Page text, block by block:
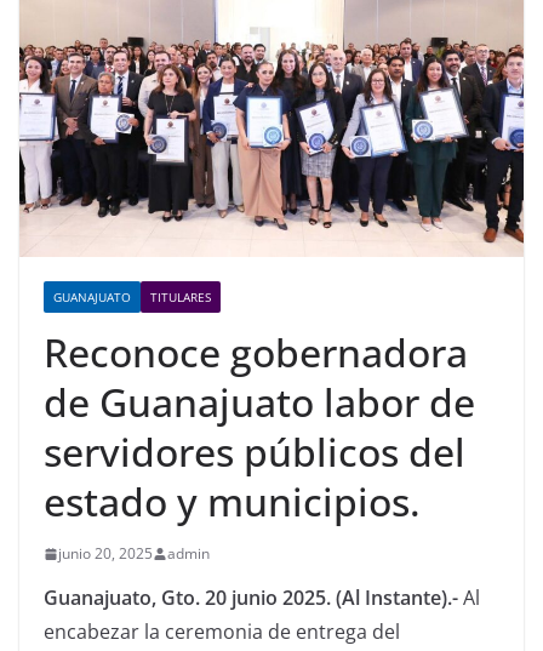
GUANAJUATO TITULARES
Reconoce gobernadora
de Guanajuato labor de
servidores públicos del
estado y municipios.
junio 20, 2025 admin
Guanajuato, Gto. 20 junio 2025. (Al Instante).-Al
encabezar la ceremonia de entrega del